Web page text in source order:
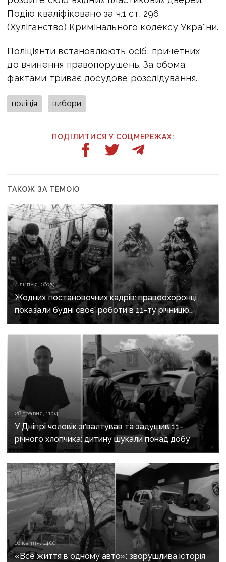
Подію кваліфіковано за ч.1 ст. 296
(Хуліганство) Кримінального кодексу України.
Поліціянти встановлюють осіб, причетних
до вчинення правопорушень. За обома
фактами триває досудове розслідування.
поліція вибори
ПОДІЛИТИСЯ У СОЦМЕРЕЖАХ:
ТАКОЖ ЗА ТЕМОЮ
4 липня, 06:29
Жодних постановочних кадрів: правоохоронці
показали будні своєї роботи в 11-ту річницю
створення Нацполіції України
28 травня, 11:04
У Дніпрі чоловік зґвалтував та задушив 11-
річного хлопчика: дитину шукали понад добу
16 квітня, 14:00
«Все життя в одному авто»: зворушлива історія